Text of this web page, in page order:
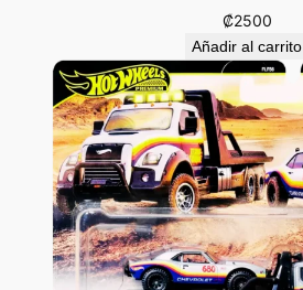
₡2500
Añadir al carrito